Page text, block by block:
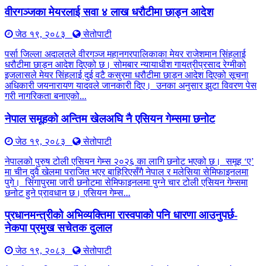
वीरगञ्जका मेयरलाई सवा ४ लाख धरौटीमा छाड्न आदेश
जेठ १९, २०८३
सेतोपाटी
पर्सा जिल्ला अदालतले वीरगञ्ज महानगरपालिकाका मेयर राजेशमान सिंहलाई
धरौटीमा छाड्न आदेश दिएको छ। सोमबार न्यायाधीश गायत्रीप्रसाद रेग्मीको
इजलासले मेयर सिंहलाई दुई वटै कसुरमा धरौटीमा छाड्न आदेश दिएको सूचना
अधिकारी जयनारायण यादवले जानकारी दिए। उनका अनुसार झुटा विवरण पेस
गरी नागरिकता बनाएको...
नेपाल समूहको अन्तिम खेलअघि नै एसियन गेम्समा छनोट
जेठ १९, २०८३
सेतोपाटी
नेपालको पुरुष टोली एसियन गेम्स २०२६ का लागि छनोट भएको छ। समूह ‘ए’
मा चीन दुवै खेलमा पराजित भएर बाहिरिएसँगै नेपाल र मलेसिया सेमिफाइनलमा
पुगे। सिंगापुरमा जारी छनोटमा सेमिफाइनलमा पुग्ने चार टोली एसियन गेम्समा
छनोट हुने प्रावधान छ। एसियन गेम्स...
प्रधानमन्त्रीको अभिव्यक्तिमा रास्वपाको पनि धारणा आउनुपर्छ-
नेकपा प्रमुख सचेतक दुलाल
जेठ १९, २०८३
सेतोपाटी